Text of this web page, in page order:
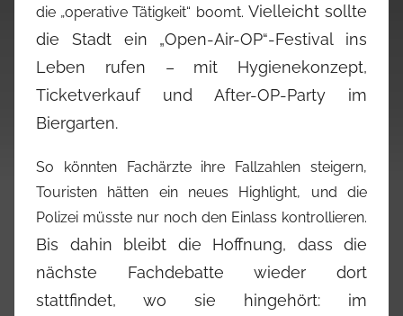
die „operative Tätigkeit“ boomt. Vielleicht sollte
die Stadt ein „Open-Air-OP“-Festival ins
Leben rufen – mit Hygienekonzept,
Ticketverkauf und After-OP-Party im
Biergarten.
So könnten Fachärzte ihre Fallzahlen steigern,
Touristen hätten ein neues Highlight, und die
Polizei müsste nur noch den Einlass kontrollieren.
Bis dahin bleibt die Hoffnung, dass die
nächste Fachdebatte wieder dort
stattfindet, wo sie hingehört: im